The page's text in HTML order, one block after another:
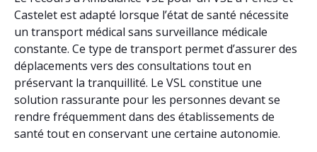
Castelet est adapté lorsque l’état de santé nécessite
un transport médical sans surveillance médicale
constante. Ce type de transport permet d’assurer des
déplacements vers des consultations tout en
préservant la tranquillité. Le VSL constitue une
solution rassurante pour les personnes devant se
rendre fréquemment dans des établissements de
santé tout en conservant une certaine autonomie.